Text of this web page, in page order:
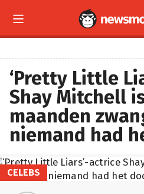

‘Pretty Little
Shay Mitchell
maanden
niemand had
CELEBS